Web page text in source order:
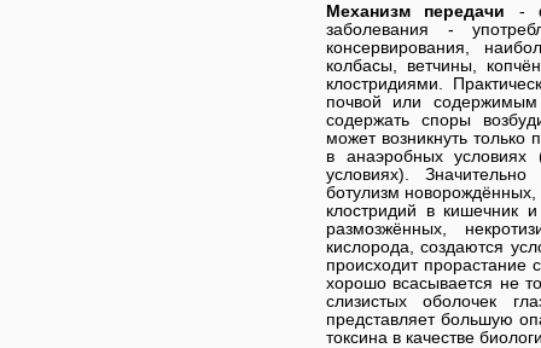
Механизм передачи -
заболевания -
консервирования,
колбасы, ветчины,
клостридиями.
почвой или
содержать споры
может возникнуть только
в анаэробных условиях
условиях).
ботулизм
клостридий в кишечник
размозжённых,
кислорода, создаются
происходит прорастание
хорошо всасывается не
слизистых оболочек
представляет большую
токсина в качестве